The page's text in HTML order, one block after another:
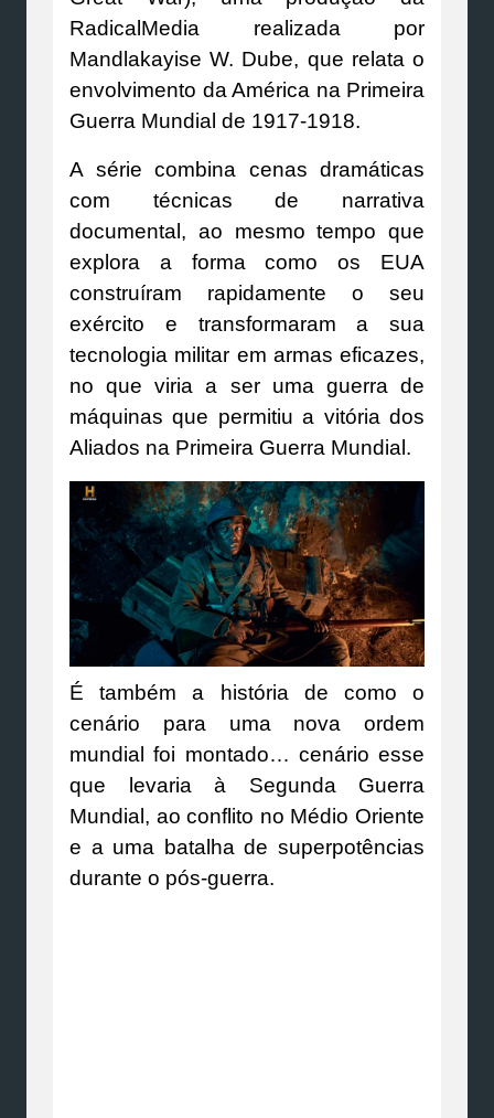
RadicalMedia realizada por
Mandlakayise W. Dube, que relata o
envolvimento da América na Primeira
Guerra Mundial de 1917-1918.
A série combina cenas dramáticas
com técnicas de narrativa
documental, ao mesmo tempo que
explora a forma como os EUA
construíram rapidamente o seu
exército e transformaram a sua
tecnologia militar em armas eficazes,
no que viria a ser uma guerra de
máquinas que permitiu a vitória dos
Aliados na Primeira Guerra Mundial.
É também a história de como o
cenário para uma nova ordem
mundial foi montado… cenário esse
que levaria à Segunda Guerra
Mundial, ao conflito no Médio Oriente
e a uma batalha de superpotências
durante o pós-guerra.